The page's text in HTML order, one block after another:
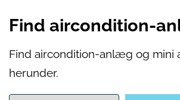
Find aircondition-
Find aircondition-anlæg og mini
herunder.